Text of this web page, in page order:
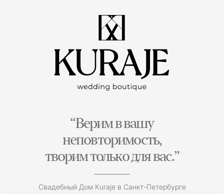
“Верим в вашу
неповторимость,
творим только для вас.”
Свадебный Дом Kuraje в Санкт-Петербурге